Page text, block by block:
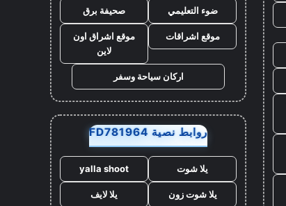
ضوء التعليمي صحيفة برق
موقع اشراقات
موقع اشراق اون
لاين
اركان سياحة وسفر
روابط نصية FD781964
يلا شوت yalla shoot
يلا شوت زون يلا لايف